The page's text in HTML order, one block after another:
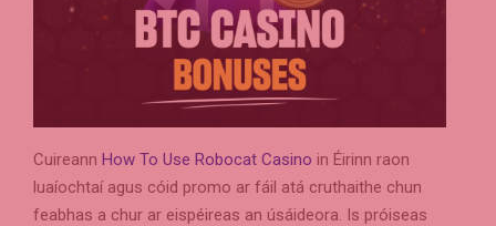
Cuireann How To Use Robocat Casino in Éirinn raon
luaíochtaí agus cóid promo ar fáil atá cruthaithe chun
feabhas a chur ar eispéireas an úsáideora. Is próiseas